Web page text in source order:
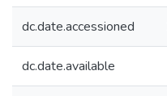
dc.date.accessioned
dc.date.available